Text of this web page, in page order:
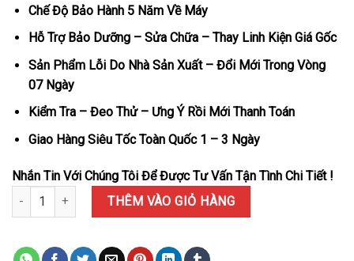
Chế Độ Bảo Hành 5 Năm Về Máy
Hỗ Trợ Bảo Dưỡng – Sửa Chữa – Thay Linh Kiện Giá Gốc
Sản Phẩm Lỗi Do Nhà Sản Xuất – Đổi Mới Trong Vòng
07 Ngày
Kiểm Tra – Đeo Thử – Ưng Ý Rồi Mới Thanh Toán
Giao Hàng Siêu Tốc Toàn Quốc 1 – 3 Ngày
Nhắn Tin Với Chúng Tôi Để Được Tư Vấn Tận Tình Chi Tiết !
Đồng Hồ Richard Mille RM07-01 White Ceramic Black Lip Vàng
THÊM VÀO GIỎ HÀNG